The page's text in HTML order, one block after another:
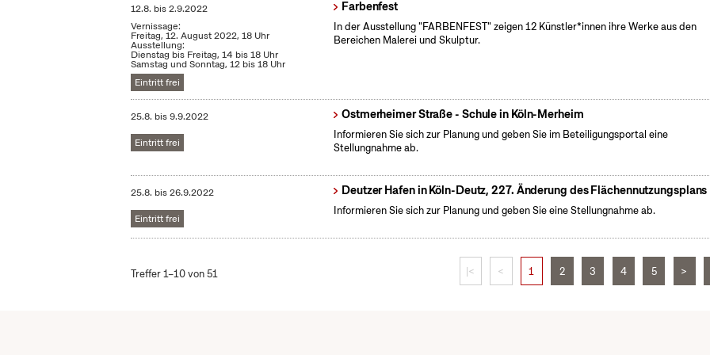
12.8. bis2.9.2022
Vernissage:
Freitag, 12. August 2022, 18 Uhr
Ausstellung:
Dienstag bis Freitag, 14 bis 18 Uhr
Samstag und Sonntag, 12 bis 18 Uhr
Eintritt frei
Farbenfest
In der Ausstellung "FARBENFEST" zeigen 12 Künstler*innen ihre Werke aus den
Bereichen Malerei und Skulptur.
25.8. bis9.9.2022
Eintritt frei
Ostmerheimer Straße - Schule in Köln-Merheim
Informieren Sie sich zur Planung und geben Sie im Beteiligungsportal eine
Stellungnahme ab.
25.8. bis26.9.2022
Eintritt frei
Deutzer Hafen in Köln-Deutz, 227. Änderung des Flächennutzungsplans
Informieren Sie sich zur Planung und geben Sie eine Stellungnahme ab.
Treffer 1–10 von 51 |< < 1 2 3 4 5 >